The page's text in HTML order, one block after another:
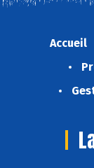
Accueil